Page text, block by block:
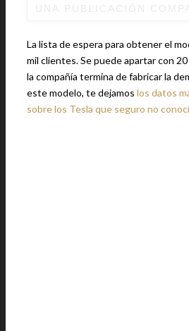
La lista de espera para obtener el
mil clientes. Se puede apartar con
la compañía termina de fabricar la
este modelo, te dejamos los datos
sobre los Tesla que seguro no